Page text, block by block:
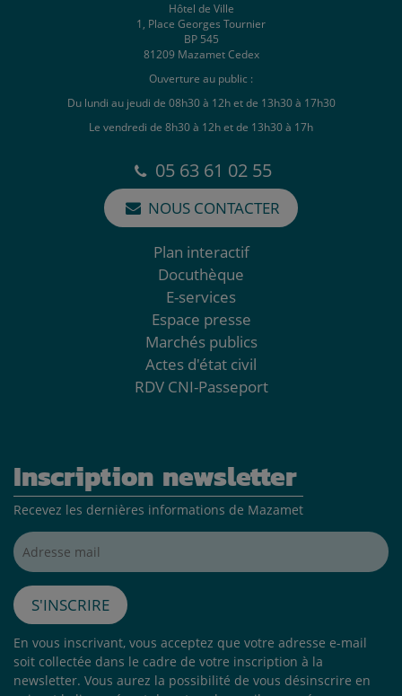
Hôtel de Ville
1, Place Georges Tournier
BP 545
81209 Mazamet Cedex
Ouverture au public :
Du lundi au jeudi de 08h30 à 12h et de 13h30 à 17h30
Le vendredi de 8h30 à 12h et de 13h30 à 17h
05 63 61 02 55
NOUS CONTACTER
Plan interactif
Docuthèque
E-services
Espace presse
Marchés publics
Actes d'état civil
RDV CNI-Passeport
Inscription newsletter
Recevez les dernières informations de Mazamet
Adresse mail*
S'inscrire
En vous inscrivant, vous acceptez que votre adresse e-mail
soit collectée dans le cadre de votre inscription à la
newsletter. Vous aurez la possibilité de vous désinscrire en